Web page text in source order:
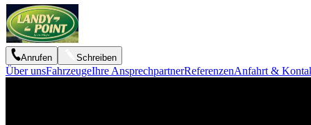
Anrufen Schreiben
Über unsFahrzeugeIhre AnsprechpartnerReferenzenAnfahrt &